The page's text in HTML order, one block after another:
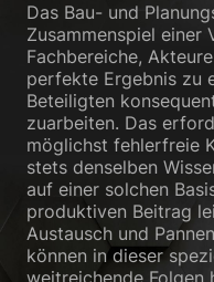
Das Bau- und
Zusammenspiel einer
Fachbereiche,
perfekte Ergebnis zu
Beteiligten
zuarbeiten. Das
möglichst fehlerfreie
stets denselben
auf einer solchen
produktiven Beitrag
Austausch und
können in dieser
Datenschutzerklärung.
Hier finden Sie eine
Sie können Ihre
sich weitere Informationen
bestimmte Cookies
Alle
Nur
Datenschutzeinstellungen